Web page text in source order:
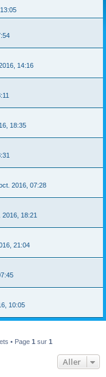
14:16
18:35
2016, 07:28
2016, 18:21
21:04
10:05
• Page 1 sur 1
Aller